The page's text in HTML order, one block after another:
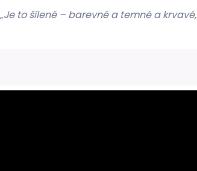
„Je to šílené – barevné a temné a krvavé,